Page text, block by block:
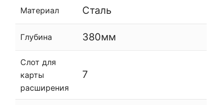
Материал Сталь
Глубина 380мм
Слот для
карты
расширения
7